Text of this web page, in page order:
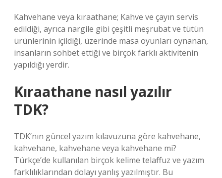
Kahvehane veya kıraathane; Kahve ve çayın servis
edildiği, ayrıca nargile gibi çeşitli meşrubat ve tütün
ürünlerinin içildiği, üzerinde masa oyunları oynanan,
insanların sohbet ettiği ve birçok farklı aktivitenin
yapıldığı yerdir.
Kıraathane nasıl yazılır
TDK?
TDK’nın güncel yazım kılavuzuna göre kahvehane,
kahvehane, kahvehane veya kahvehane mi?
Türkçe’de kullanılan birçok kelime telaffuz ve yazım
farklılıklarından dolayı yanlış yazılmıştır. Bu